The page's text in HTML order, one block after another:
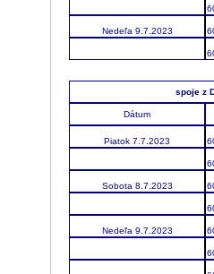
Nedeľa 9.7.2023
spoje z
Dátum
Piatok 7.7.2023
Sobota 8.7.2023
Nedeľa 9.7.2023